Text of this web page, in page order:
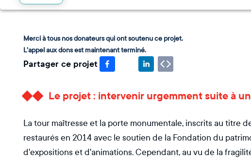
Merci à tous nos donateurs qui ont soutenu ce projet.
L'appel aux dons est maintenant terminé.
Partager ce projet
Le projet : intervenir urgemment suite à
La tour maîtresse et la porte monumentale, inscrits au titre
restaurés en 2014 avec le soutien de la Fondation du
d'expositions et d'animations. Cependant, au vu de la